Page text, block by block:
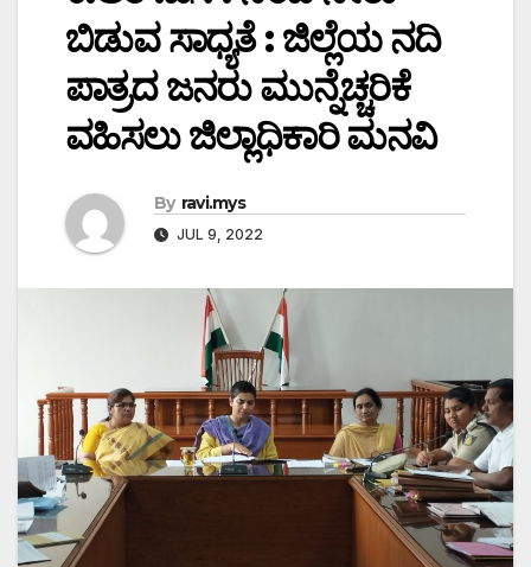
ಬಿಡುವ ಸಾಧ್ಯತೆ : ಜಿಲ್ಲೆಯ ನದಿ
ಪಾತ್ರದ ಜನರು ಮುನ್ನೆಚ್ಚರಿಕೆ
ವಹಿಸಲು ಜಿಲ್ಲಾಧಿಕಾರಿ ಮನವಿ
By ravi.mys
JUL 9, 2022